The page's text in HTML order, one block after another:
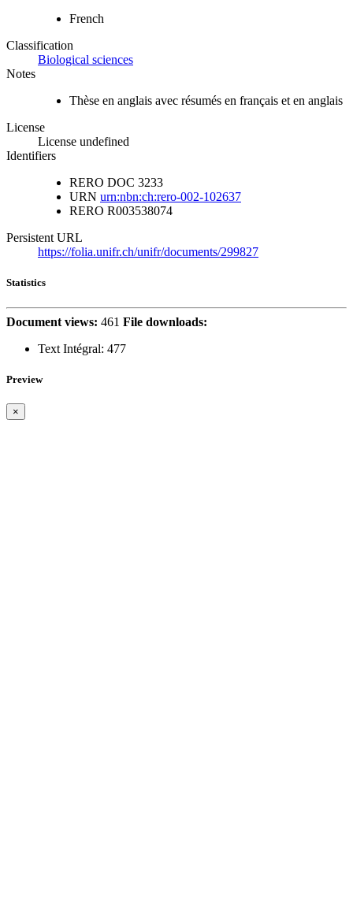
French
Classification
Biological sciences
Notes
Thèse en anglais avec résumés en français et en anglais
License
License undefined
Identifiers
RERO DOC 3233
URN urn:nbn:ch:rero-002-102637
RERO R003538074
Persistent URL
https://folia.unifr.ch/unifr/documents/299827
Statistics
Document views: 461 File downloads:
Text Intégral: 477
Preview
×